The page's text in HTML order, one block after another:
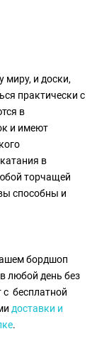
миру, и доски,
практически с
в
и имеют
в
торчащей
способны и
бордшоп
любой день без
бесплатной
доставки и
.